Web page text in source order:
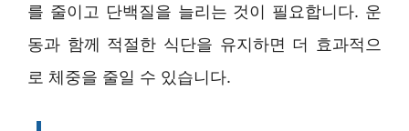
를 줄이고 단백질을 늘리는 것이 필요합니다. 운
동과 함께 적절한 식단을 유지하면 더 효과적으
로 체중을 줄일 수 있습니다.